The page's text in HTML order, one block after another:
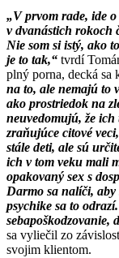
„V prvom rade, ide
v dvanástich rokoch
Nie som si istý, ako
je to tak,“ tvrdí
plný porna, decká sa
na to, ale nemajú to
ako prostriedok na
neuvedomujú, že ich
zraňujúce citové
stále deti, ale sú
ich v tom veku mali
opakovaný sex s
Darmo sa nalíči,
psychike sa to
sebapoškodzovanie,
sa vyliečil zo
svojim klientom.